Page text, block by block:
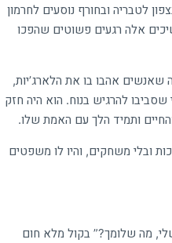
לטבריה ובחורף נוסעים לחרמון
אלה רגעים פשוטים שהפכו
שאנשים אהבו בו את הלארג’יות,
להרגיש בנוח. הוא היה חזק
ותמיד הלך עם האמת שלו.
ובלי משחקים, והיו לו משפטים
מה שלומך?” בקול מלא חום